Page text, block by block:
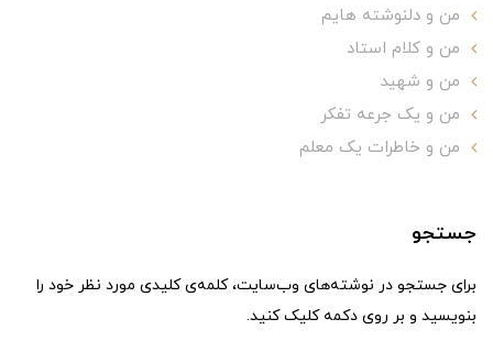
من و دلنوشته هایم
من و کلام استاد
من و شهید
من و یک جرعه تفکر
من و خاطرات یک معلم
جستجو
برای جستجو در نوشته‌های وب‌سایت، کلمه‌ی کلیدی مورد نظر خود را
بنویسید و بر روی دکمه کلیک کنید.